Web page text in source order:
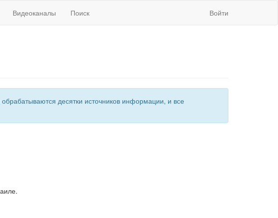
Видеоканалы Поиск Войти
обрабатываются десятки источников информации, и все